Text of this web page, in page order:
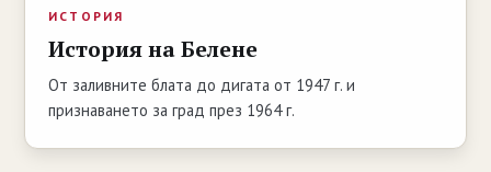
ИСТОРИЯ
История на Белене
От заливните блата до дигата от 1947 г. и
признаването за град през 1964 г.